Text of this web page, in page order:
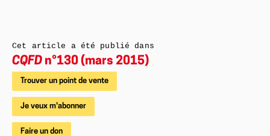
Cet article a été publié dans
CQFD n°130 (mars 2015)
Trouver un point de vente
Je veux m'abonner
Faire un don